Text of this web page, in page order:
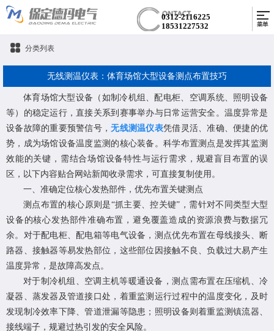
0312-2116225
18531227532
分类列表
无线测温仪表：体育场馆大型设备测点布置技巧
体育场馆大型设备（如制冷机组、配电柜、空调系统、照明设备
等）的稳定运行，直接关系到赛事举办与日常运营安全。温度异常是
设备故障的重要预警信号，无线测温仪表凭借灵活、准确、便捷的优
势，成为场馆设备温度监测的核心装备。科学布置测点是发挥其监测
效能的关键，需结合场馆设备特性与运行需求，规避盲目布置的误
区，以下内容贴合网站新闻收录需求，可直接复制使用。
一、准确定位核心发热部件，优先布置关键测点
测点布置的核心原则是“抓主要、控关键”，需针对不同类型大型
设备的核心发热部件准确布置，避免覆盖造成的资源浪费与数据冗
余。对于配电柜、配电箱等电气设备，测点优先布置在母线接头、断
路器、接触器等易发热部位，这些部位因接触不良、负载过大易产生
温度异常，是故障高发点。
对于制冷机组、空调主机等暖通设备，测点需布置在压缩机、冷
凝器、蒸发器及管道接口处，着重监测运行过程中的温度变化，及时
发现制冷效率下降、管道泄漏等隐患；照明设备则着重监测镇流器、
接线端子，规避过热引发的安全风险。